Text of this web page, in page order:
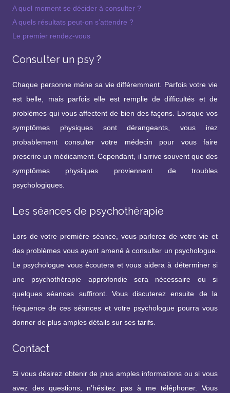
A quel moment se décider à consulter ?
A quels résultats peut-on s’attendre ?
Le premier rendez-vous
Consulter un psy ?
Chaque personne mène sa vie différemment. Parfois votre vie
est belle, mais parfois elle est remplie de difficultés et de
problèmes qui vous affectent de bien des façons. Lorsque vos
symptômes physiques sont dérangeants, vous irez
probablement consulter votre médecin pour vous faire
prescrire un médicament. Cependant, il arrive souvent que des
symptômes physiques proviennent de troubles
psychologiques.
Les séances de psychothérapie
Lors de votre première séance, vous parlerez de votre vie et
des problèmes vous ayant amené à consulter un psychologue.
Le psychologue vous écoutera et vous aidera à déterminer si
une psychothérapie approfondie sera nécessaire ou si
quelques séances suffiront. Vous discuterez ensuite de la
fréquence de ces séances et votre psychologue pourra vous
donner de plus amples détails sur ses tarifs.
Contact
Si vous désirez obtenir de plus amples informations ou si vous
avez des questions, n’hésitez pas à me téléphoner. Vous